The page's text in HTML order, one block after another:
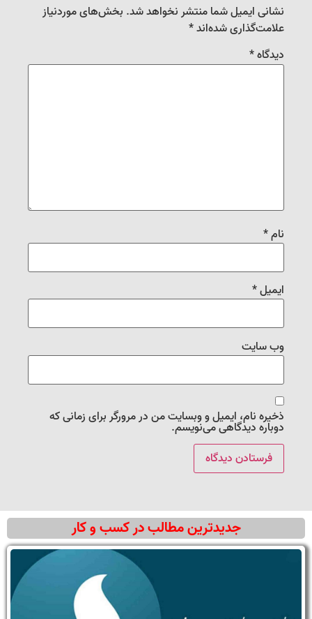
نشانی ایمیل شما منتشر نخواهد شد. بخش‌های موردنیاز
علامت‌گذاری شده‌اند*
دیدگاه*
نام*
ایمیل*
وب‌ سایت
ذخیره نام، ایمیل و وبسایت من در مرورگر برای زمانی که
دوباره دیدگاهی می‌نویسم.
جدیدترین مطالب در کسب و کار